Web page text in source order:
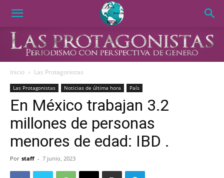
Inicio Las Protagonistas
Las Protagonistas Noticias de última hora País
En México trabajan 3.2
millones de personas
menores de edad: IBD .
Por staff - 7 junio, 2023